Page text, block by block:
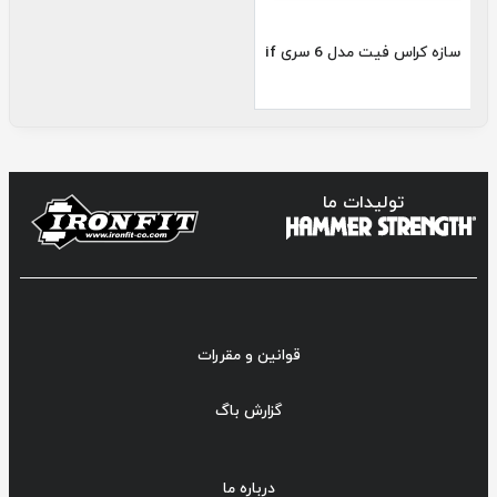
سازه کراس فیت مدل 6 سری if
تولیدات ما
قوانین و مقررات
گزارش باگ
درباره ما